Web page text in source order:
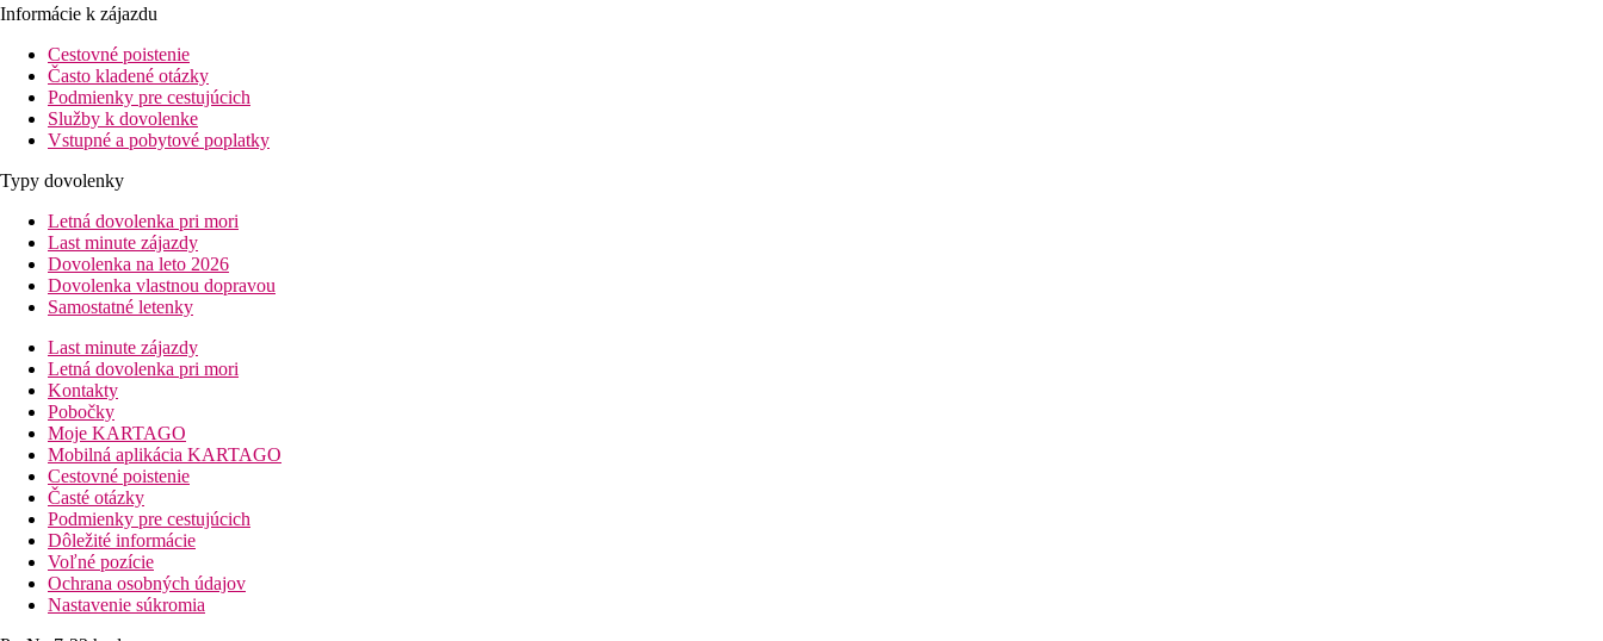
Informácie k zájazdu
Cestovné poistenie
Často kladené otázky
Podmienky pre cestujúcich
Služby k dovolenke
Vstupné a pobytové poplatky
Typy dovolenky
Letná dovolenka pri mori
Last minute zájazdy
Dovolenka na leto 2026
Dovolenka vlastnou dopravou
Samostatné letenky
Last minute zájazdy
Letná dovolenka pri mori
Kontakty
Pobočky
Moje KARTAGO
Mobilná aplikácia KARTAGO
Cestovné poistenie
Časté otázky
Podmienky pre cestujúcich
Dôležité informácie
Voľné pozície
Ochrana osobných údajov
Nastavenie súkromia